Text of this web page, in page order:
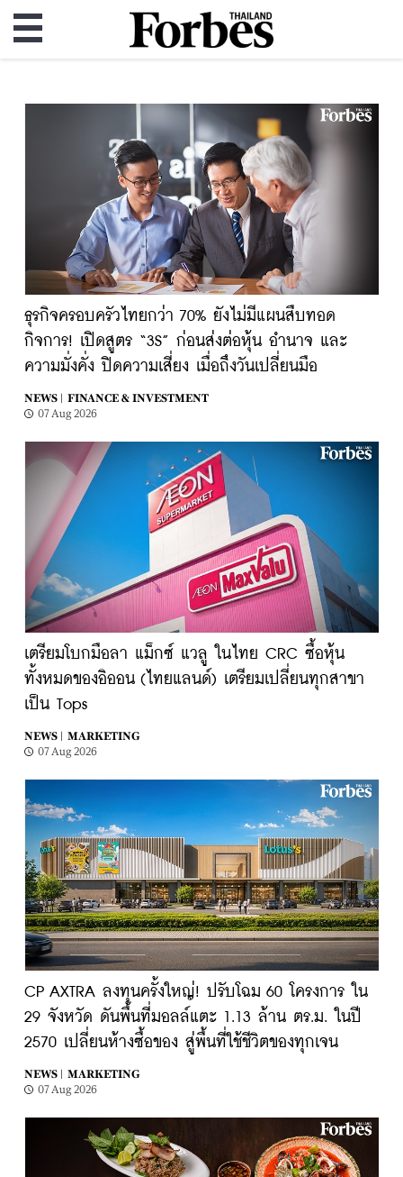
ธุรกิจครอบครัวไทยกว่า 70% ยังไม่มีแผนสืบทอด
กิจการ! เปิดสูตร “3S” ก่อนส่งต่อหุ้น อำนาจ และ
ความมั่งคั่ง ปิดความเสี่ยง เมื่อถึงวันเปลี่ยนมือ
NEWS |
FINANCE & INVESTMENT
07 Aug 2026
เตรียมโบกมือลา แม็กซ์ แวลู ในไทย CRC ซื้อหุ้น
ทั้งหมดของอิออน (ไทยแลนด์) เตรียมเปลี่ยนทุกสาขา
เป็น Tops
NEWS |
MARKETING
07 Aug 2026
CP AXTRA ลงทุนครั้งใหญ่! ปรับโฉม 60 โครงการ ใน
29 จังหวัด ดันพื้นที่มอลล์แตะ 1.13 ล้าน ตร.ม. ในปี
2570 เปลี่ยนห้างซื้อของ สู่พื้นที่ใช้ชีวิตของทุกเจน
NEWS |
MARKETING
07 Aug 2026